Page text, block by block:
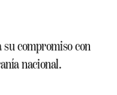
compromiso con
nacional.